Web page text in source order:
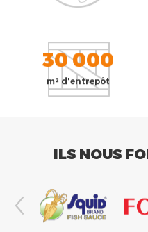
30 000
m² d'entrepôt
ILS NOUS